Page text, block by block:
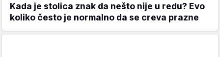
Kada je stolica znak da nešto nije u redu? Evo
koliko često je normalno da se creva prazne